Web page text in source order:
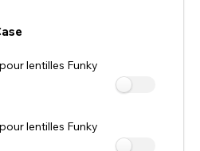
lentilles Funky
lentilles Funky